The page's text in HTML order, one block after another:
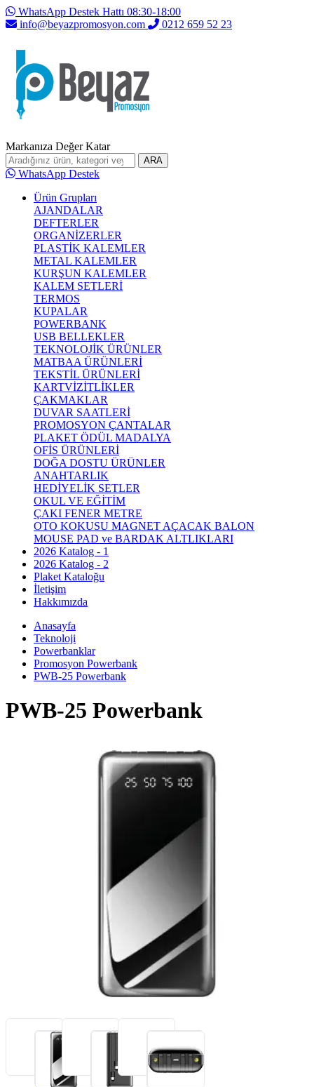
WhatsApp Destek Hattı 08:30-18:00
info@beyazpromosyon.com
0212 659 52 23
Markanıza Değer Katar
ARA
WhatsApp Destek
Ürün Grupları
AJANDALAR
DEFTERLER
ORGANİZERLER
PLASTİK KALEMLER
METAL KALEMLER
KURŞUN KALEMLER
KALEM SETLERİ
TERMOS
KUPALAR
POWERBANK
USB BELLEKLER
TEKNOLOJİK ÜRÜNLER
MATBAA ÜRÜNLERİ
TEKSTİL ÜRÜNLERİ
KARTVİZİTLİKLER
ÇAKMAKLAR
DUVAR SAATLERİ
PROMOSYON ÇANTALAR
PLAKET ÖDÜL MADALYA
OFİS ÜRÜNLERİ
DOĞA DOSTU ÜRÜNLER
ANAHTARLIK
HEDİYELİK SETLER
OKUL VE EĞİTİM
ÇAKI FENER METRE
OTO KOKUSU MAGNET AÇACAK BALON
MOUSE PAD ve BARDAK ALTLIKLARI
2026 Katalog - 1
2026 Katalog - 2
Plaket Kataloğu
İletişim
Hakkımızda
Anasayfa
Teknoloji
Powerbanklar
Promosyon Powerbank
PWB-25 Powerbank
PWB-25 Powerbank